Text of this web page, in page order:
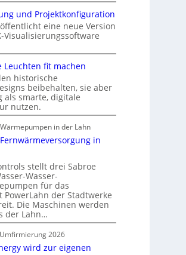
und Projektkonfiguration
eine neue Version
Visualisierungssoftware
Leuchten fit machen
historische
beibehalten, sie aber
als smarte, digitale
nutzen.
in der Lahn
in
stellt drei Sabroe
Wasser-
für das
PowerLahn der Stadtwerke
Die Maschinen werden
der Lahn…
2026
wird zur eigenen